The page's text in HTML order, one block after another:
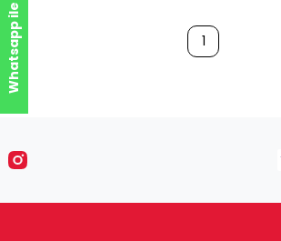
1
Whatsapp ile sor!